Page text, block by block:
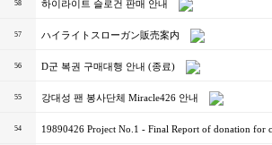
58 하이라이트 슬로건 판매 안내
57 ハイライトスローガン販売案内
56 D군 복권 구매대행 안내 (종료)
55 강대성 팬 봉사단체 Miracle426 안내
54 19890426 Project No.1 - Final Report of donation for